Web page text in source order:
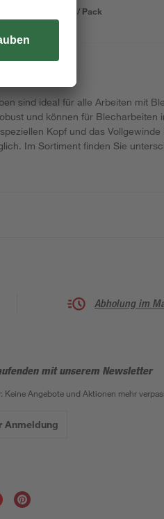
8,12 € / Pack
sind ideal für alle Arbeiten mit
und können für Blecharbeiten
Kopf und das Vollgewinde
Im Sortiment finden Sie
Abholung im
mit unserem Newsletter
Keine Angebote und Aktionen mehr
Anmeldung